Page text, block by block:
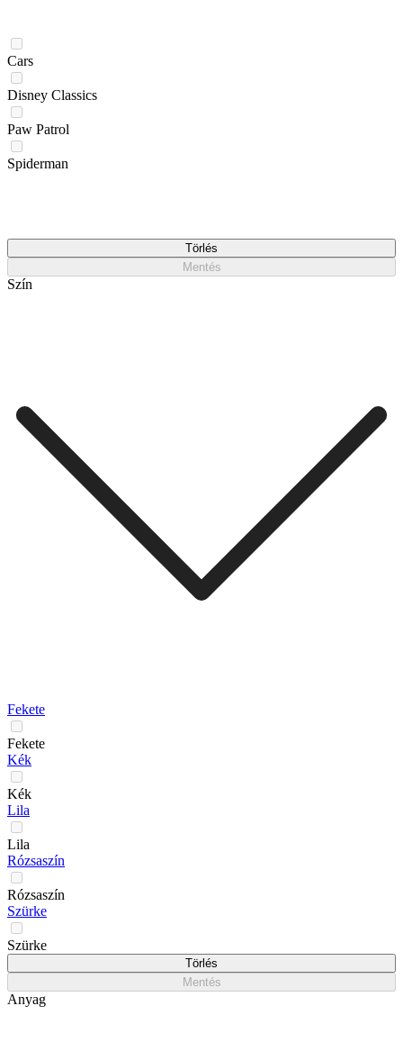
Cars
Disney Classics
Paw Patrol
Spiderman
Törlés
Mentés
Szín
Fekete
Fekete
Kék
Kék
Lila
Lila
Rózsaszín
Rózsaszín
Szürke
Szürke
Törlés
Mentés
Anyag